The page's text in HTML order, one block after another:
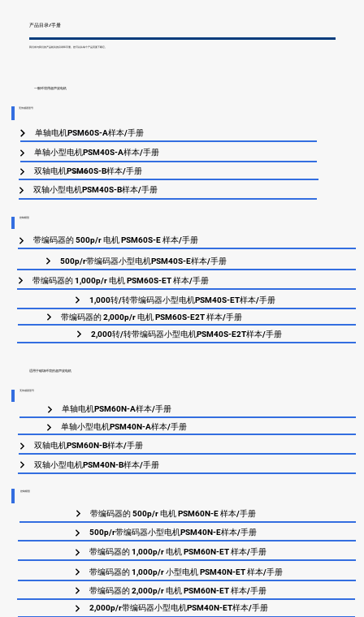
产品目录/手册
我们有与我们的产品相关的目录和手册。您可以从每个产品页面下载它。
一般环境用超声波电机
单轴电机PSM60S-A样本/手册
无传感器型号
单轴小型电机PSM40S-A样本/手册
双轴电机PSM60S-B样本/手册
带编码器的 500p/r 电机 PSM60S-E 样本/手册
控制模型
双轴小型电机PSM40S-B样本/手册
500p/r带编码器小型电机PSM40S-E样本/手册
带编码器的 1,000p/r 电机 PSM60S-ET 样本/手册
1,000转/转带编码器小型电机PSM40S-ET样本/手册
带编码器的 2,000p/r 电机 PSM60S-E2T 样本/手册
2,000转/转带编码器小型电机PSM40S-E2T样本/手册
适用于磁场环境的超声波电机
单轴电机PSM60N-A样本/手册
无传感器型号
单轴小型电机PSM40N-A样本/手册
双轴电机PSM60N-B样本/手册
双轴小型电机PSM40N-B样本/手册
带编码器的 500p/r 电机 PSM60N-E 样本/手册
控制模型
500p/r带编码器小型电机PSM40N-E样本/手册
带编码器的 1,000p/r 电机 PSM60N-ET 样本/手册
带编码器的 2,000p/r 电机 PSM60N-ET 样本/手册
带编码器的 1,000p/r 小型电机 PSM40N-ET 样本/手册
2,000p/r带编码器小型电机PSM40N-ET样本/手册
模拟控制模型